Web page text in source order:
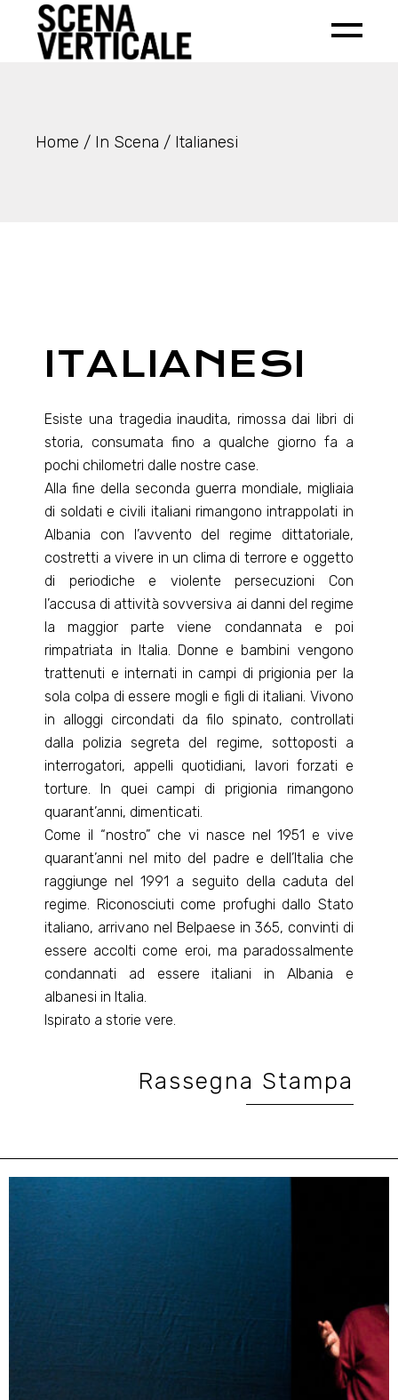
Home In Scena Italianesi
ITALIANESI
Esiste una tragedia inaudita, rimossa dai libri di
storia, consumata fino a qualche giorno fa a
pochi chilometri dalle nostre case.
Alla fine della seconda guerra mondiale, migliaia
di soldati e civili italiani rimangono intrappolati in
Albania con l’avvento del regime dittatoriale,
costretti a vivere in un clima di terrore e oggetto
di periodiche e violente persecuzioni Con
l’accusa di attività sovversiva ai danni del regime
la maggior parte viene condannata e poi
rimpatriata in Italia. Donne e bambini vengono
trattenuti e internati in campi di prigionia per la
sola colpa di essere mogli e figli di italiani. Vivono
in alloggi circondati da filo spinato, controllati
dalla polizia segreta del regime, sottoposti a
interrogatori, appelli quotidiani, lavori forzati e
torture. In quei campi di prigionia rimangono
quarant’anni, dimenticati.
Come il “nostro” che vi nasce nel 1951 e vive
quarant’anni nel mito del padre e dell’Italia che
raggiunge nel 1991 a seguito della caduta del
regime. Riconosciuti come profughi dallo Stato
italiano, arrivano nel Belpaese in 365, convinti di
essere accolti come eroi, ma paradossalmente
condannati ad essere italiani in Albania e
albanesi in Italia.
Ispirato a storie vere.
Rassegna Stampa